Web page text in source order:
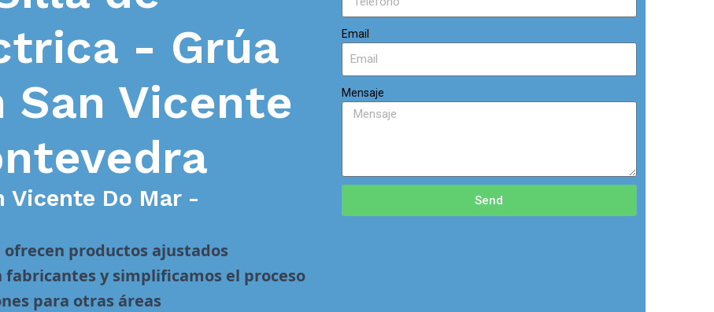
- Grúa
San Vicente
Vicente Do Mar -
productos ajustados
y simplificamos el proceso
para otras áreas
Email
Mensaje
Send